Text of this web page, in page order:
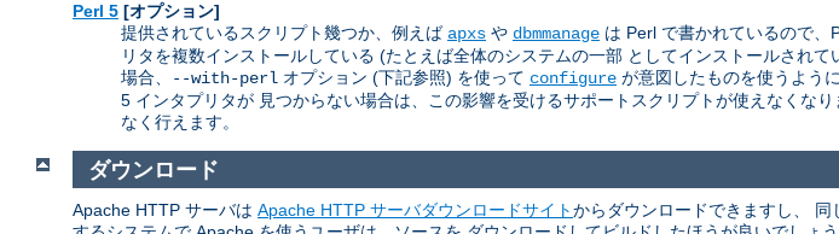
Perl 5 [オプション]
提供されているスクリプト幾つか、例えば apxs や dbmmanage は Perl で書かれているので
リタを複数インストールしている (たとえば全体のシステムの一部 としてインストールされ
場合、
--with-perl オプション (下記参照) を使って configure が意図したものを使うよう
5 インタプリタが 見つからない場合は、この影響を受けるサポートスクリプトが使えなくな
なく行えます。
ダウンロード
Apache HTTP サーバは Apache HTTP サーバダウンロードサイトからダウンロードできますし、